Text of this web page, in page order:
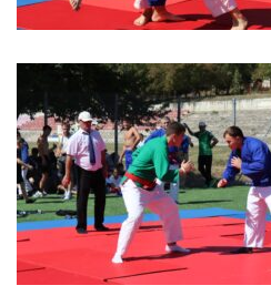
Consiliului
Consilieri
Comisii
de
specialitate
Regulamentul